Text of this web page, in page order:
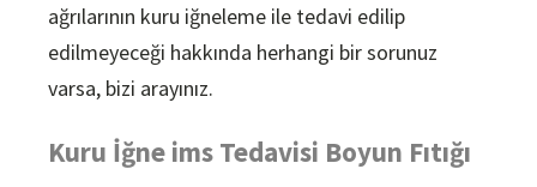
ağrılarının kuru iğneleme ile tedavi edilip
edilmeyeceği hakkında herhangi bir sorunuz
varsa, bizi arayınız.
Kuru İğne ims Tedavisi Boyun Fıtığı